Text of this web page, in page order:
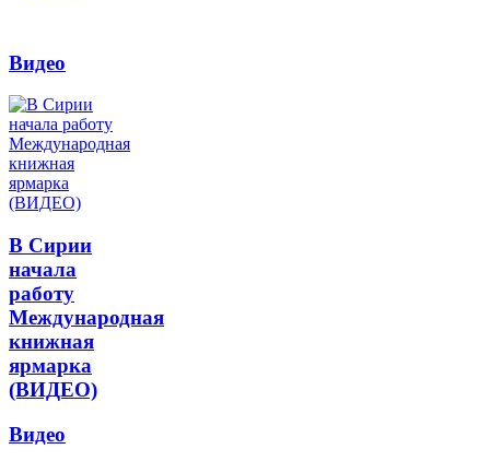
Видео
В Сирии
начала
работу
Международная
книжная
ярмарка
(ВИДЕО)
Видео